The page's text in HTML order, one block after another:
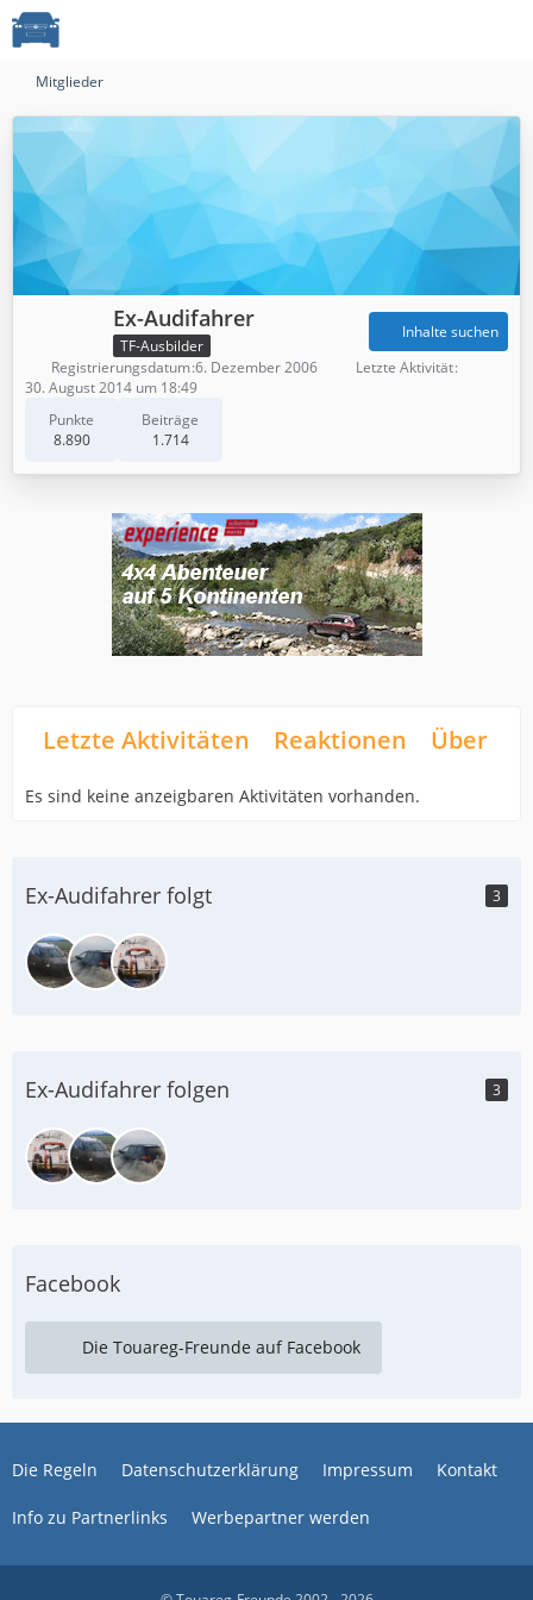
Mitglieder
Ex-Audifahrer
TF-Ausbilder
Punkte
8.890
Beiträge
1.714
Inhalte suchen
Registrierungsdatum 6. Dezember 2006
Letzte Aktivität
30. August 2014 um 18:49
Letzte Aktivitäten Reaktionen Über
Es sind keine anzeigbaren Aktivitäten vorhanden.
Ex-Audifahrer folgt 3
Ex-Audifahrer folgen 3
Facebook
Die Touareg-Freunde auf Facebook
Die Regeln Datenschutzerklärung Impressum Kontakt
Info zu Partnerlinks Werbepartner werden